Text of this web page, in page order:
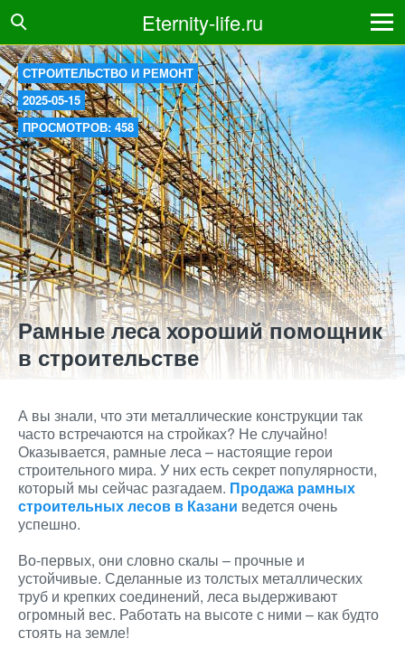
Eternity-life.ru
СТРОИТЕЛЬСТВО И РЕМОНТ
2025-05-15
ПРОСМОТРОВ: 458
Рамные леса хороший помощник
в строительстве
А вы знали, что эти металлические конструкции так
часто встречаются на стройках? Не случайно!
Оказывается, рамные леса – настоящие герои
строительного мира. У них есть секрет популярности,
который мы сейчас разгадаем. Продажа рамных
строительных лесов в Казани ведется очень
успешно.
Во-первых, они словно скалы – прочные и
устойчивые. Сделанные из толстых металлических
труб и крепких соединений, леса выдерживают
огромный вес. Работать на высоте с ними – как будто
стоять на земле!